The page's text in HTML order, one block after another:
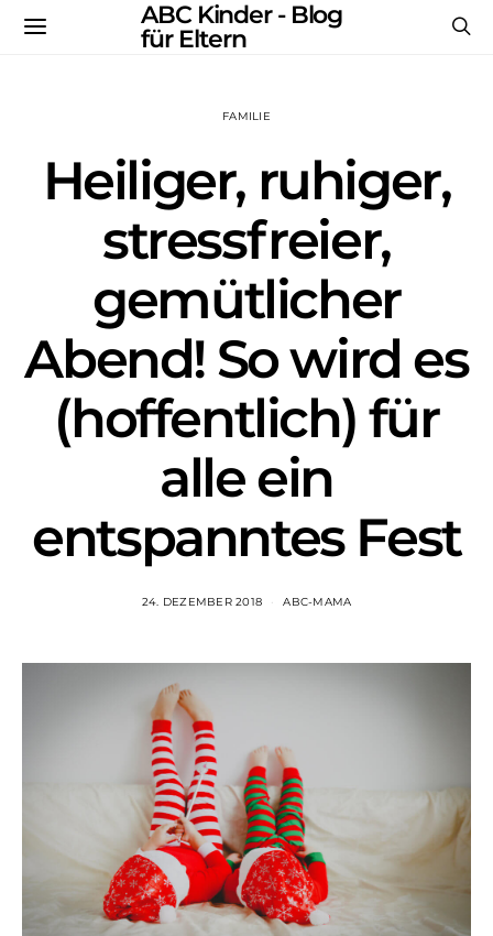
ABC Kinder - Blog
für Eltern
FAMILIE
Heiliger, ruhiger,
stressfreier,
gemütlicher
Abend! So wird es
(hoffentlich) für
alle ein
entspanntes Fest
24. DEZEMBER 2018 ABC-MAMA